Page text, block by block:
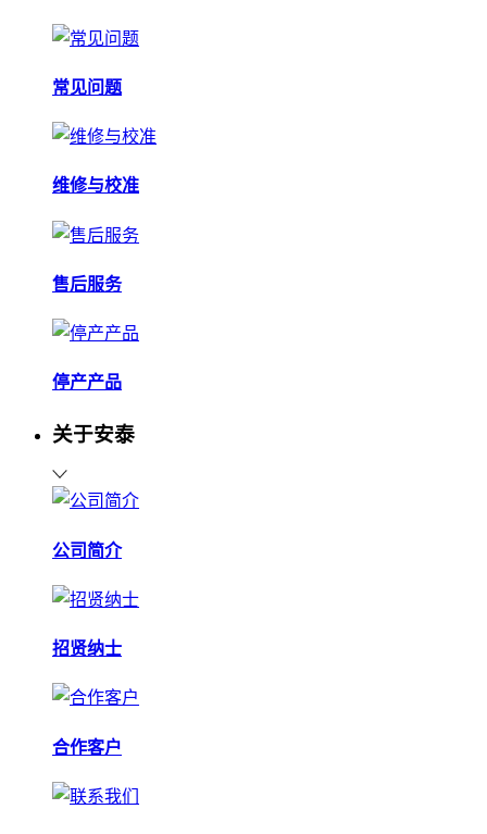
常见问题
维修与校准
售后服务
停产产品
关于安泰
公司简介
招贤纳士
合作客户